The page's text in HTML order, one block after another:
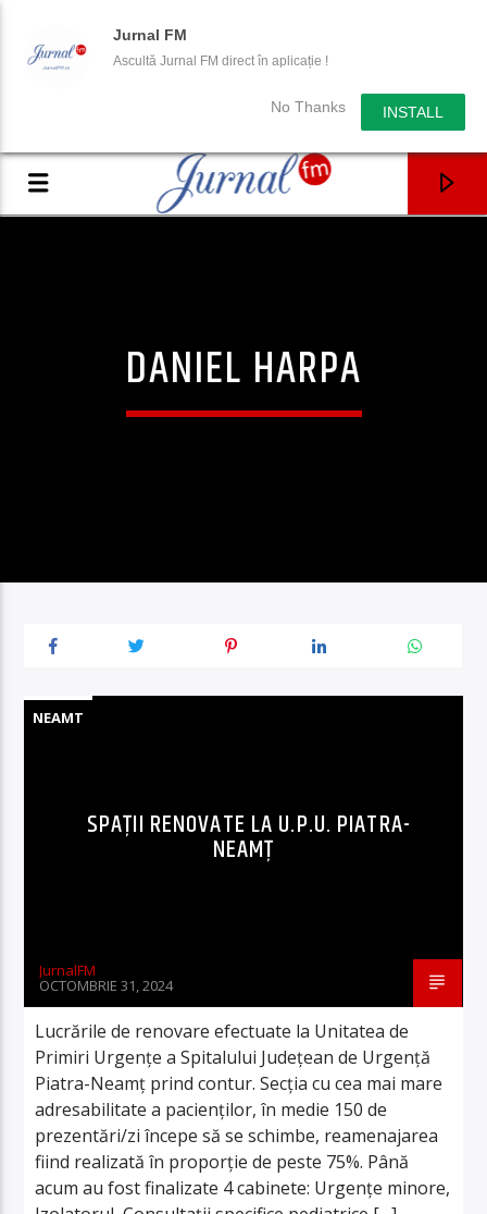
Jurnal FM
Ascultă Jurnal FM direct în aplicație !
No Thanks INSTALL
DANIEL HARPA
NEAMT
SPAȚII RENOVATE LA U.P.U. PIATRA-
NEAMȚ
JurnalFM
OCTOMBRIE 31, 2024
Lucrările de renovare efectuate la Unitatea de
Primiri Urgențe a Spitalului Județean de Urgență
Piatra-Neamț prind contur. Secția cu cea mai mare
adresabilitate a pacienților, în medie 150 de
prezentări/zi începe să se schimbe, reamenajarea
fiind realizată în proporție de peste 75%. Până
acum au fost finalizate 4 cabinete: Urgențe minore,